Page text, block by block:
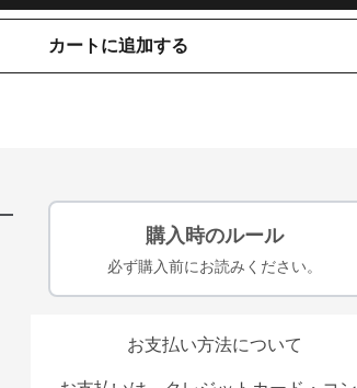
カートに追加する
購入時のルール
必ず購入前にお読みください。
お支払い方法について